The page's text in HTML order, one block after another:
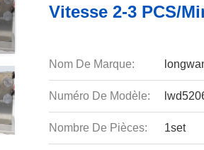
Vitesse 2-3 PCS/
Nom De Marque:
Numéro De Modèle:
Nombre De Pièces: 1set